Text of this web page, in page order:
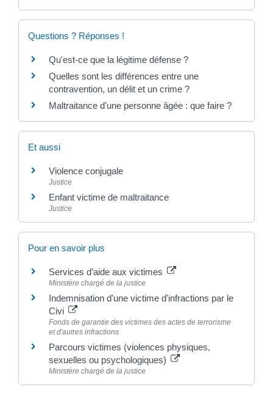
Questions ? Réponses !
Qu'est-ce que la légitime défense ?
Quelles sont les différences entre une
contravention, un délit et un crime ?
Maltraitance d'une personne âgée : que faire ?
Et aussi
Violence conjugale
Justice
Enfant victime de maltraitance
Justice
Pour en savoir plus
Services d’aide aux victimes
Ministère chargé de la justice
Indemnisation d'une victime d'infractions par le
Civi
Fonds de garantie des victimes des actes de terrorisme
et d'autres infractions
Parcours victimes (violences physiques,
sexuelles ou psychologiques)
Ministère chargé de la justice